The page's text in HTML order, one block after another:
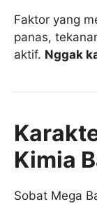
Faktor yang
panas,
aktif. Nggak
Kimia
Sobat Mega